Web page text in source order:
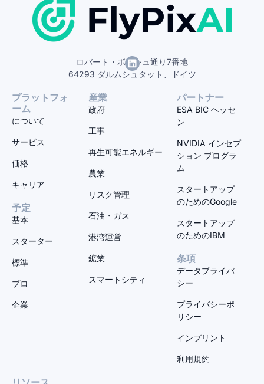
ロバート・ボッシュ通り7番地
64293 ダルムシュタット、ドイツ
プラットフォ
ーム
について
サービス
価格
キャリア
予定
基本
スターター
標準
プロ
企業
産業
政府
工事
再生可能エネルギー
農業
リスク管理
石油・ガス
港湾運営
鉱業
スマートシティ
パートナー
ESA BIC ヘッセ
ン
NVIDIA インセプ
ション プログラ
ム
スタートアップ
のためのGoogle
スタートアップ
のためのIBM
条項
データプライバ
シー
プライバシーポ
リシー
インプリント
利用規約